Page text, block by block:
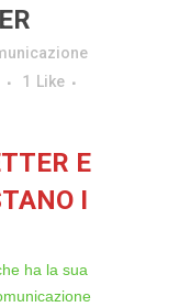
1
Like
E
I
ha la sua